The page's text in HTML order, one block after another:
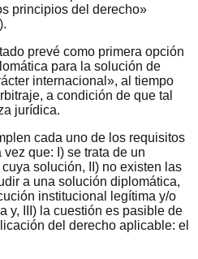
principios del derecho»
prevé como primera opción
para la solución de
internacional», al tiempo
a condición de que tal
jurídica.
cada uno de los requisitos
que: I) se trata de un
solución, II) no existen las
a una solución diplomática,
institucional legítima y/o
y, III) la cuestión es pasible de
del derecho aplicable: el